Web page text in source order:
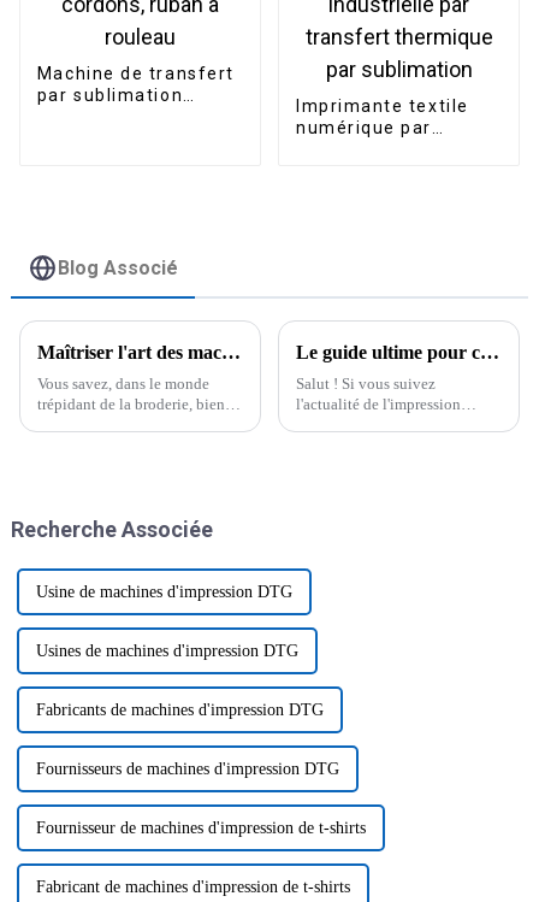
Machine de transfert
par sublimation
Imprimante textile
numérique par
Blog Associé
Maîtriser l'art des machines à broder Brother pour des créations exceptionnelles
Vous savez, dans le monde
trépidant de la broderie, bien
Le guide ultime pour choisir la meilleure imprimante traceur vinyle adaptée à vos besoins
Salut ! Si vous suivez
l'actualité de l'impression
Recherche Associée
Usine de machines d'impression DTG
Usines de machines d'impression DTG
Fabricants de machines d'impression DTG
Fournisseurs de machines d'impression DTG
Fournisseur de machines d'impression de t-shirts
Fabricant de machines d'impression de t-shirts